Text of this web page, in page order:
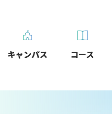
キャンパス コース